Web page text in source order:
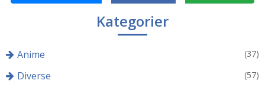
Kategorier
Anime (37)
Diverse (57)